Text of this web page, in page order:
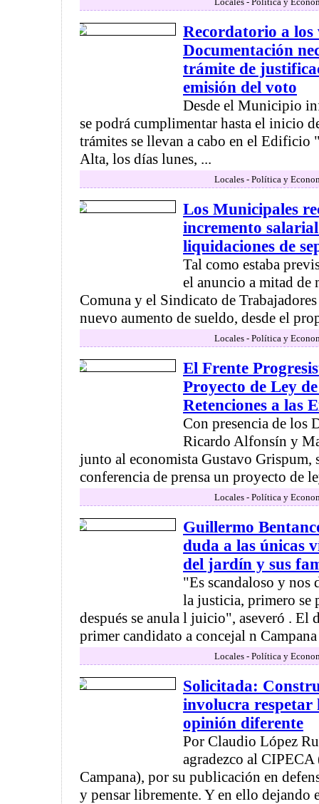
Recordatorio a los
Documentación
trámite de
emisión del voto
Desde el Municipio
se podrá cumplimentar hasta el inicio
trámites se llevan a cabo en el Edificio
Alta, los días lunes, ...
Locales - Política y
Los Municipales
incremento
liquidaciones de
Tal como estaba
el anuncio a mitad de
Comuna y el Sindicato de
nuevo aumento de sueldo, desde el
Locales - Política y
El Frente
Proyecto de Ley
Retenciones a las
Con presencia de los
Ricardo Alfonsín y
junto al economista Gustavo Grispum,
conferencia de prensa un proyecto de
Locales - Política y
Guillermo
duda a las únicas
del jardín y sus
"Es scandaloso y nos
la justicia, primero se
después se anula l juicio", aseveró . El
primer candidato a concejal n
Locales - Política y
Solicitada:
involucra respetar
opinión diferente
Por Claudio López
agradezco al
Campana), por su publicación en
y pensar libremente. Y en ello dejando